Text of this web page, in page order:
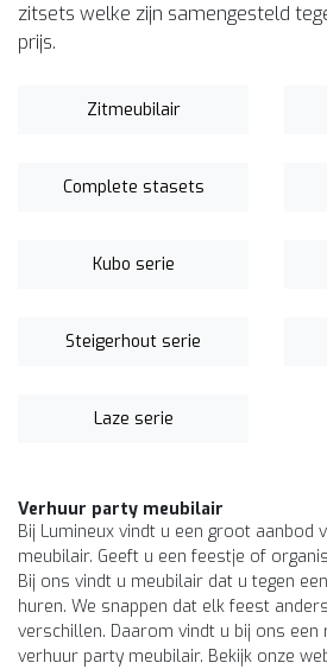
zitsets welke zijn samengesteld
prijs.
Zitmeubilair
Complete stasets
Kubo serie
Steigerhout serie
Laze serie
Verhuur party meubilair
Bij Lumineux vindt u een groot aanbod
meubilair. Geeft u een feestje of
Bij ons vindt u meubilair dat u tegen
huren. We snappen dat elk feest
verschillen. Daarom vindt u bij ons een
verhuur party meubilair. Bekijk onze